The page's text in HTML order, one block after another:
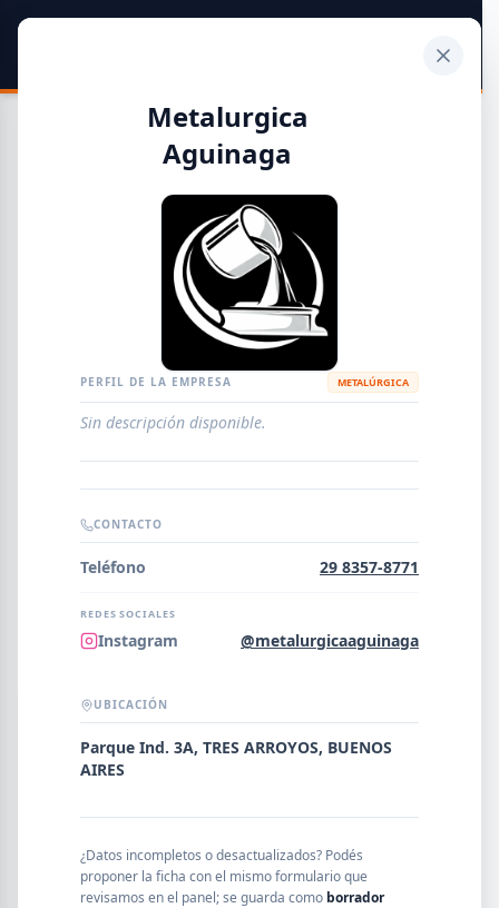
Guía de Empresas Metalúrgicas y Siderúrgicas
METALÚRGICAS
EMPRESAS AGREGAR EMPRESA 0RESULTADOS
NOMBRE
PROVINCIA
Metalurgica
Aguinaga
PERFIL DE LA EMPRESA METALÚRGICA
Sin descripción disponible.
CONTACTO
Teléfono 29 8357-8771
REDES SOCIALES
Instagram @metalurgicaaguinaga
UBICACIÓN
Parque Ind. 3A, TRES ARROYOS, BUENOS
AIRES
¿Datos incompletos o desactualizados? Podés
proponer la ficha con el mismo formulario que
revisamos en el panel; se guarda como borrador